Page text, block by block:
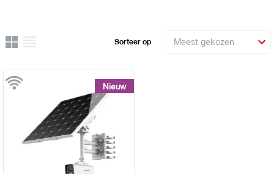
Uitzicht
Rooster
Lijst Sorteer op
Nieuw
Nieuw